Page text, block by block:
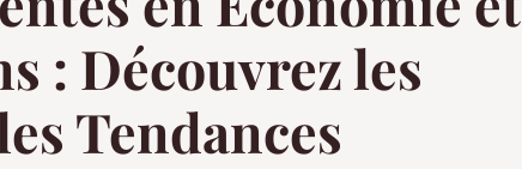
: Découvrez les
Tendances